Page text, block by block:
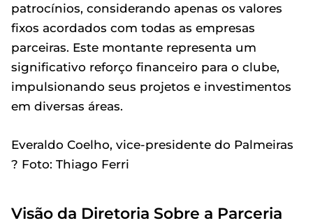
patrocínios, considerando apenas os valores
fixos acordados com todas as empresas
parceiras. Este montante representa um
significativo reforço financeiro para o clube,
impulsionando seus projetos e investimentos
em diversas áreas.
Everaldo Coelho, vice-presidente do Palmeiras
? Foto: Thiago Ferri
Visão da Diretoria Sobre a Parceria